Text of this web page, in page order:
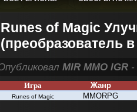
Runes of Magic
(преобразователь
MIR MMO IGR -
Игра Жанр
Runes of Magic MMORPG